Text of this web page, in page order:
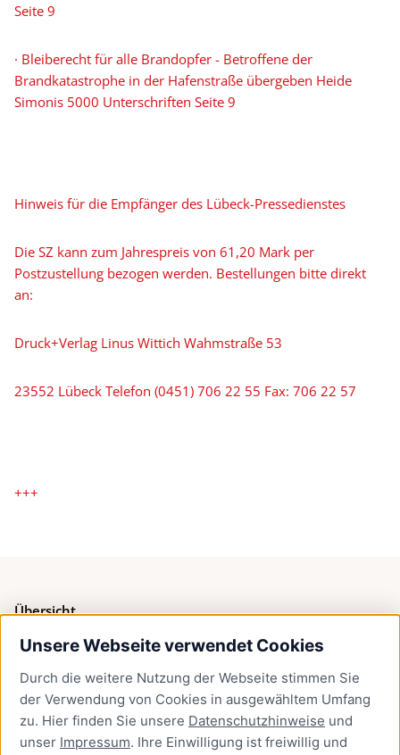
Unsere Webseite verwendet Cookies
Durch die weitere Nutzung der Webseite stimmen Sie
der Verwendung von Cookies in ausgewähltem Umfang
zu. Hier finden Sie unsere Datenschutzhinweise und
unser Impressum. Ihre Einwilligung ist freiwillig und
Seite 9
· Bleiberecht für alle Brandopfer - Betroffene der
Brandkatastrophe in der Hafenstraße übergeben Heide
Simonis 5000 Unterschriften Seite 9
Hinweis für die Empfänger des Lübeck-Pressedienstes
Die SZ kann zum Jahrespreis von 61,20 Mark per
Postzustellung bezogen werden. Bestellungen bitte direkt
an:
Druck+Verlag Linus Wittich Wahmstraße 53
23552 Lübeck Telefon (0451) 706 22 55 Fax: 706 22 57
+++
Übersicht
Bürgerservice
Presse
Newsletter Lübeck:kompakt
Kontakt